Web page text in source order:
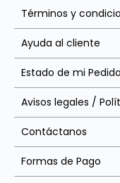
Términos y
Ayuda al cliente
Estado de mi Pedido
Avisos legales /
Contáctanos
Formas de Pago